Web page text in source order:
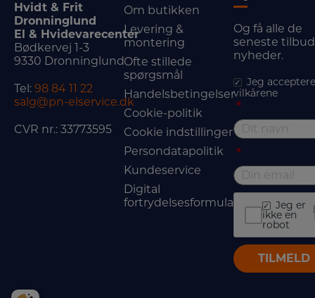
Hvidt & Frit
Dronninglund
El & Hvidevarecenter
Bødkervej 1-3
9330 Dronninglund
Tel: 98 84 11 22
salg@pn-elservice.dk
CVR nr.: 33773595
Om butikken
Levering &
montering
Ofte stillede
spørgsmål
Handelsbetingelser
Cookie-politik
Cookie indstillinger
Persondatapolitik
Kundeservice
Digital
fortrydelsesformular
Og få alle de
seneste
nyheder.
Jeg
vilkårene
*
*
Jeg er
ikke en
robot